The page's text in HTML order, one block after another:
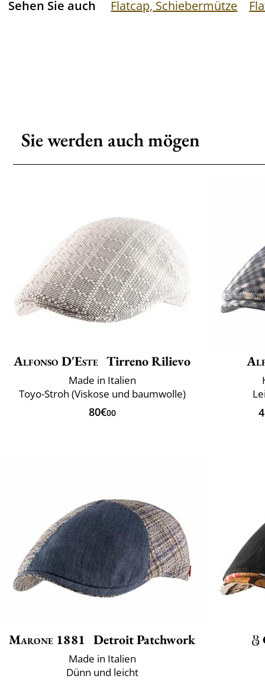
Sehen Sie auch Flatcap, Schiebermütze
Sie werden auch mögen
Alfonso D'Este Tirreno Rilievo
Made in Italien
Toyo-Stroh (Viskose und baumwolle)
80€00
Marone 1881 Detroit Patchwork
Made in Italien
Dünn und leicht